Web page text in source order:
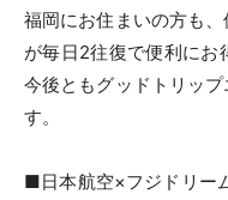
福岡にお住まいの方も、
が毎日2往復で便利にお
今後ともグッドトリッ
す。
■日本航空×フジドリー